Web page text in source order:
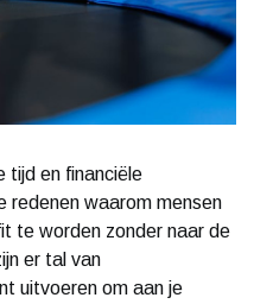
tijd en financiële
redenen waarom mensen
te worden zonder naar de
er tal van
uitvoeren om aan je